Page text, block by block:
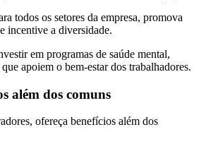
todos os setores da empresa, promova
incentive a diversidade.
em programas de saúde mental,
apoiem o bem-estar dos trabalhadores.
além dos comuns
ofereça benefícios além dos